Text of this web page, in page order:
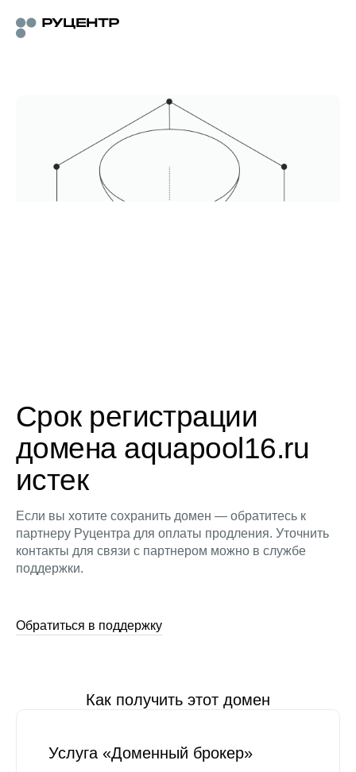
Срок регистрации
домена aquapool16.ru
истек
Если вы хотите сохранить домен — обратитесь к
партнеру Руцентра для оплаты продления. Уточнить
контакты для связи с партнером можно в службе
поддержки.
Обратиться в поддержку
Как получить этот домен
Услуга «Доменный брокер»